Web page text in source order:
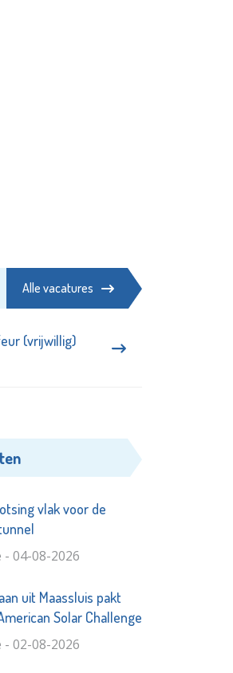
Alle vacatures
(vrijwillig)
vlak voor de
- 04-08-2026
uit Maassluis pakt
Solar Challenge
- 02-08-2026